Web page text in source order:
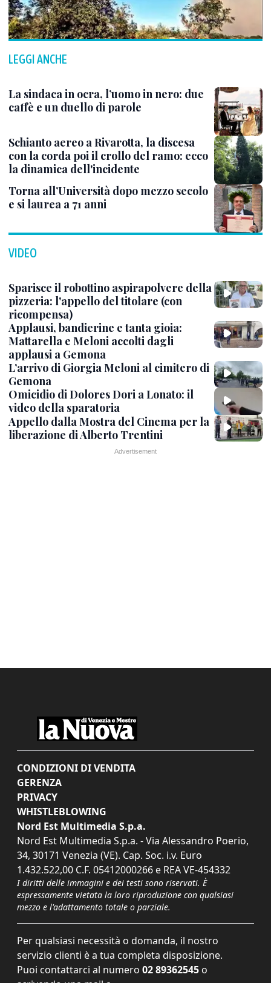
LEGGI ANCHE
La sindaca in ocra, l’uomo in nero: due
caffè e un duello di parole
Schianto aereo a Rivarotta, la discesa
con la corda poi il crollo del ramo: ecco
la dinamica dell'incidente
Torna all’Università dopo mezzo secolo
e si laurea a 71 anni
VIDEO
Sparisce il robottino aspirapolvere della
pizzeria: l'appello del titolare (con
ricompensa)
Applausi, bandierine e tanta gioia:
Mattarella e Meloni accolti dagli
applausi a Gemona
L’arrivo di Giorgia Meloni al cimitero di
Gemona
Omicidio di Dolores Dori a Lonato: il
video della sparatoria
Appello dalla Mostra del Cinema per la
liberazione di Alberto Trentini
CONDIZIONI DI VENDITA
GERENZA
PRIVACY
WHISTLEBLOWING
Nord Est Multimedia S.p.a.
Nord Est Multimedia S.p.a. - Via Alessandro Poerio,
34, 30171 Venezia (VE). Cap. Soc. i.v. Euro
1.432.522,00 C.F. 05412000266 e REA VE-454332
I diritti delle immagini e dei testi sono riservati. È
espressamente vietata la loro riproduzione con qualsiasi
mezzo e l'adattamento totale o parziale.
Per qualsiasi necessità o domanda, il nostro
servizio clienti è a tua completa disposizione.
Puoi contattarci al numero 02 89362545 o